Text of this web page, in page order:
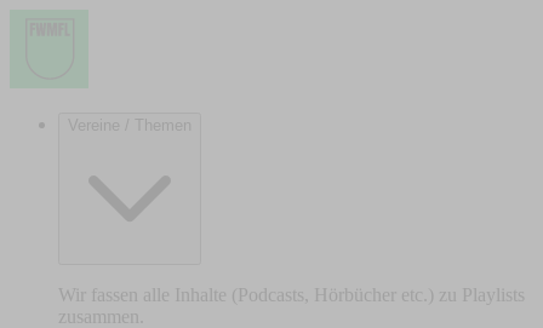
Vereine / Themen
Wir fassen alle Inhalte (Podcasts, Hörbücher etc.) zu Playlists
zusammen.